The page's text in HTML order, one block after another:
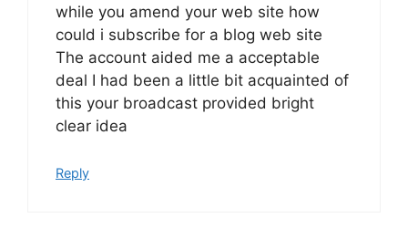
while you amend your web site how
could i subscribe for a blog web site
The account aided me a acceptable
deal I had been a little bit acquainted of
this your broadcast provided bright
clear idea
Reply